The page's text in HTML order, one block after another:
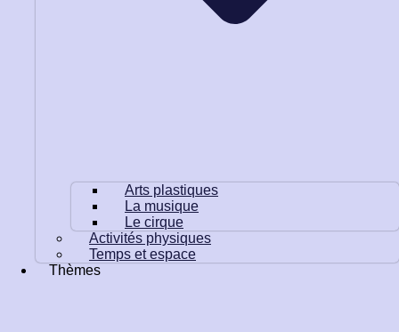
Arts plastiques
La musique
Le cirque
Activités physiques
Temps et espace
Thèmes